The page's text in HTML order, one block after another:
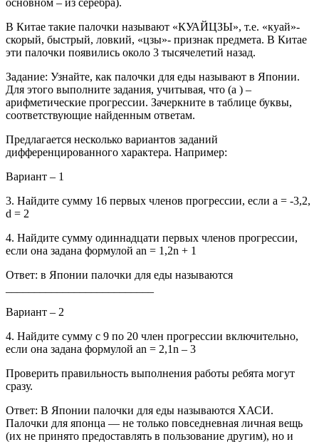
основном – из серебра).
В Китае такие палочки называют «КУАЙЦЗЫ», т.е. «куай»-
скорый, быстрый, ловкий, «цзы»- признак предмета. В Китае
эти палочки появились около 3 тысячелетий назад.
Задание: Узнайте, как палочки для еды называют в Японии.
Для этого выполните задания, учитывая, что (а ) –
арифметические прогрессии. Зачеркните в таблице буквы,
соответствующие найденным ответам.
Предлагается несколько вариантов заданий
дифференцированного характера. Например:
Вариант – 1
3. Найдите сумму 16 первых членов прогрессии, если а = -3,2,
d = 2
4. Найдите сумму одиннадцати первых членов прогрессии,
если она задана формулой аn = 1,2n + 1
Ответ: в Японии палочки для еды называются
Вариант – 2
4. Найдите сумму с 9 по 20 член прогрессии включительно,
если она задана формулой аn = 2,1n – 3
Проверить правильность выполнения работы ребята могут
сразу.
Ответ: В Японии палочки для еды называются ХАСИ.
Палочки для японца — не только повседневная личная вещь
(их не принято предоставлять в пользование другим), но и